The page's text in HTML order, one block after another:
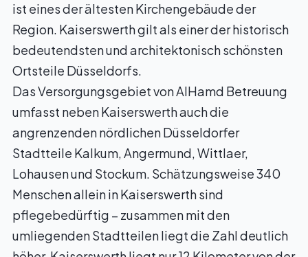
ist eines der ältesten Kirchengebäude der
Region. Kaiserswerth gilt als einer der historisch
bedeutendsten und architektonisch schönsten
Ortsteile Düsseldorfs.
Das Versorgungsgebiet von AlHamd Betreuung
umfasst neben Kaiserswerth auch die
angrenzenden nördlichen Düsseldorfer
Stadtteile Kalkum, Angermund, Wittlaer,
Lohausen und Stockum. Schätzungsweise 340
Menschen allein in Kaiserswerth sind
pflegebedürftig – zusammen mit den
umliegenden Stadtteilen liegt die Zahl deutlich